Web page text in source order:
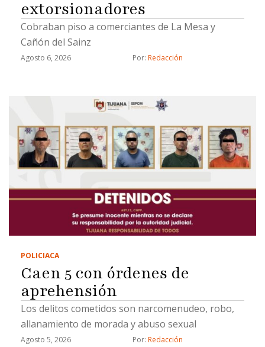
extorsionadores
Cobraban piso a comerciantes de La Mesa y
Cañón del Sainz
Agosto 6, 2026 Por: Redacción
POLICIACA
Caen 5 con órdenes de
aprehensión
Los delitos cometidos son narcomenudeo, robo,
allanamiento de morada y abuso sexual
Agosto 5, 2026 Por: Redacción